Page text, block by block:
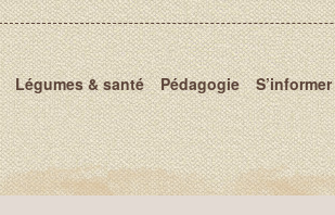
Légumes & santé Pédagogie S’informer